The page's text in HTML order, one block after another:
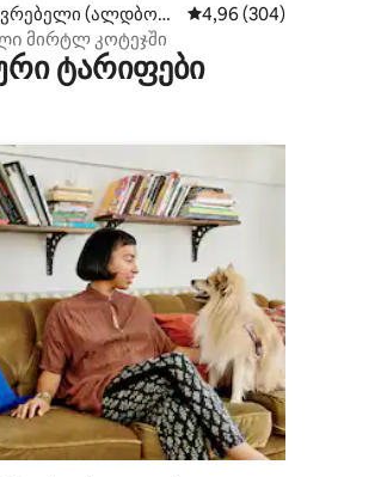
(ალდბორ
საშუალო შეფასებაა
4,96 (304)
მირტლ კოტეჯში
ტარიფები